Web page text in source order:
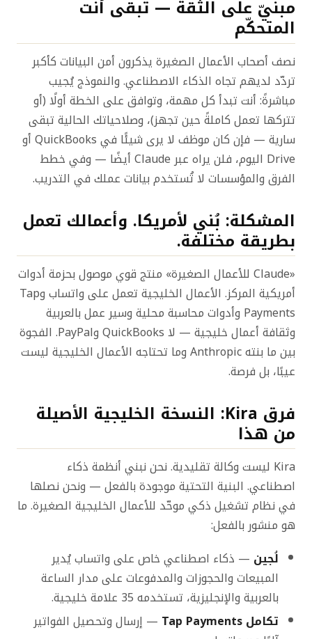
مبنيّ على الثقة — تبقى أنت
المتحكّم
نصف أصحاب الأعمال الصغيرة يذكرون أمن البيانات كأكبر
تردّد لديهم تجاه الذكاء الاصطناعي. والنموذج يُجيب
مباشرةً: أنت تبدأ كل مهمة، وتوافق على الخطة أولًا (أو
تتركها تعمل كاملةً حين تجهز)، وصلاحياتك الحالية تبقى
سارية — فإن كان موظف لا يرى شيئًا في QuickBooks أو
Drive اليوم، فلن يراه عبر Claude أيضًا — وفي خطط
الفرق والمؤسسات لا تُستخدم بيانات عملك في التدريب.
المشكلة: بُني لأمريكا. وأعمالك تعمل
بطريقة مختلفة.
«Claude للأعمال الصغيرة» منتج قوي موصول بحزمة أدوات
أمريكية المركز. الأعمال الخليجية تعمل على واتساب وTap
Payments وأدوات محاسبة محلية وسير عمل بالعربية
وثقافة أعمال خليجية — لا QuickBooks وPayPal. الفجوة
بين ما بنته Anthropic وما تحتاجه الأعمال الخليجية ليست
عيبًا، بل فرصة.
فرق Kira: النسخة الخليجية الأصيلة
من هذا
Kira ليست وكالة تقليدية. نحن نبني أنظمة ذكاء
اصطناعي. البنية التحتية موجودة بالفعل — ونحن نصلها
في نظام تشغيل ذكي موحّد للأعمال الخليجية الصغيرة. ما
هو منشور بالفعل:
لُجين — ذكاء اصطناعي خاص على واتساب يُدير
المبيعات والحجوزات والمدفوعات على مدار الساعة
بالعربية والإنجليزية، تستخدمه 35 علامة خليجية.
تكامل Tap Payments
— إرسال وتحصيل الفواتير